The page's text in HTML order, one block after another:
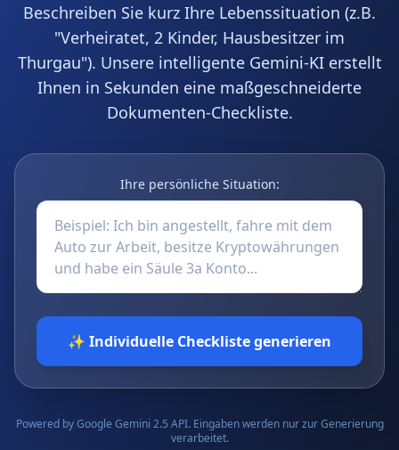
Beschreiben Sie kurz Ihre Lebenssituation (z.B.
"Verheiratet, 2 Kinder, Hausbesitzer im
Thurgau"). Unsere intelligente Gemini-KI erstellt
Ihnen in Sekunden eine maßgeschneiderte
Dokumenten-Checkliste.
Ihre persönliche Situation:
✨ Individuelle Checkliste generieren
Powered by Google Gemini 2.5 API. Eingaben werden nur zur Generierung
verarbeitet.